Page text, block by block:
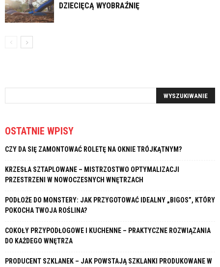
DZIECIĘCĄ WYOBRAŹNIĘ
OSTATNIE WPISY
CZY DA SIĘ ZAMONTOWAĆ ROLETĘ NA OKNIE TRÓJKĄTNYM?
KRZESŁA SZTAPLOWANE – MISTRZOSTWO OPTYMALIZACJI
PRZESTRZENI W NOWOCZESNYCH WNĘTRZACH
PODŁOŻE DO MONSTERY: JAK PRZYGOTOWAĆ IDEALNY „BIGOS”, KTÓRY
POKOCHA TWOJA ROŚLINA?
COKOŁY PRZYPODŁOGOWE I KUCHENNE – PRAKTYCZNE ROZWIĄZANIA
DO KAŻDEGO WNĘTRZA
PRODUCENT SZKLANEK – JAK POWSTAJĄ SZKLANKI PRODUKOWANE W